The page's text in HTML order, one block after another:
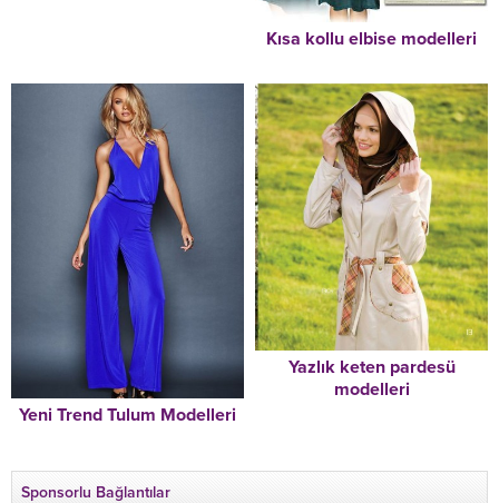
Kısa kollu elbise modelleri
Yeni Trend Tulum Modelleri
Yazlık keten pardesü
modelleri
Sponsorlu Bağlantılar